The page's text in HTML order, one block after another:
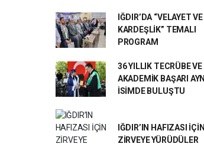
IĞDIR’DA “VELAYET VE
KARDEŞLİK” TEMALI
PROGRAM
36 YILLIK TECRÜBE VE
AKADEMİK BAŞARI AYNI
İSİMDE BULUŞTU
IĞDIR’IN HAFIZASI İÇİN
ZİRVEYE YÜRÜDÜLER